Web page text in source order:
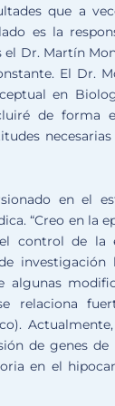
que a
es la
Dr. Martín
El Dr.
en
de forma
en el
“Creo en la
control de la
relaciona
de genes
en el